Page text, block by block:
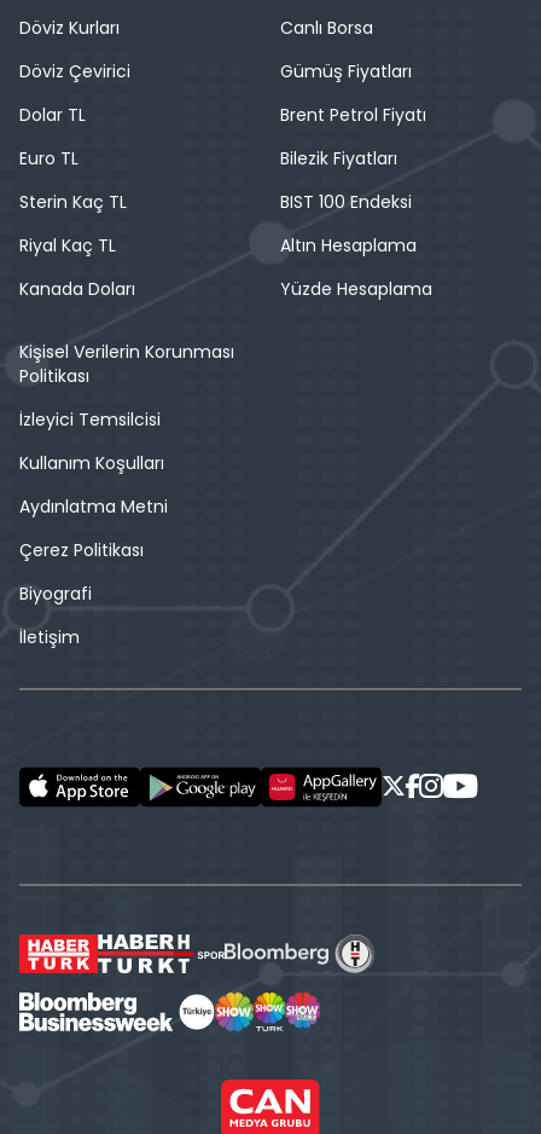
Döviz Kurları
Döviz Çevirici
Dolar TL
Euro TL
Sterin Kaç TL
Riyal Kaç TL
Kanada Doları
Canlı Borsa
Gümüş Fiyatları
Brent Petrol Fiyatı
Bilezik Fiyatları
BIST 100 Endeksi
Altın Hesaplama
Yüzde Hesaplama
Kişisel Verilerin Korunması
Politikası
İzleyici Temsilcisi
Kullanım Koşulları
Aydınlatma Metni
Çerez Politikası
Biyografi
İletişim